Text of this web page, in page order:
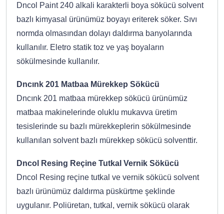
Dncol Paint 240 alkali karakterli boya sökücü solvent
bazlı kimyasal ürünümüz boyayı eriterek söker. Sıvı
normda olmasından dolayı daldırma banyolarında
kullanılır. Eletro statik toz ve yaş boyaların
sökülmesinde kullanılır.
Dncınk 201 Matbaa Mürekkep Sökücü
Dncınk 201 matbaa mürekkep sökücü ürünümüz
matbaa makinelerinde oluklu mukavva üretim
tesislerinde su bazlı mürekkeplerin sökülmesinde
kullanılan solvent bazlı mürekkep sökücü solventtir.
Dncol Resing Reçine Tutkal Vernik Sökücü
Dncol Resing reçine tutkal ve vernik sökücü solvent
bazlı ürünümüz daldırma püskürtme şeklinde
uygulanır. Poliüretan, tutkal, vernik sökücü olarak